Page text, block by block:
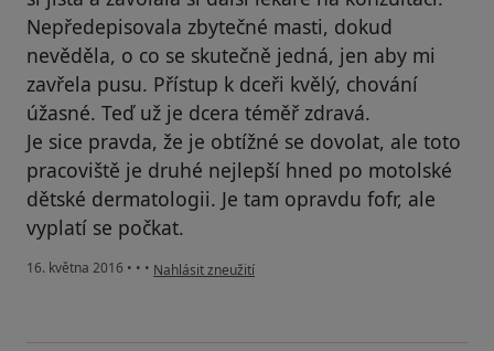
Nepředepisovala zbytečné masti, dokud
nevěděla, o co se skutečně jedná, jen aby mi
zavřela pusu. Přístup k dceři kvělý, chování
úžasné. Teď už je dcera téměř zdravá.
Je sice pravda, že je obtížné se dovolat, ale toto
pracoviště je druhé nejlepší hned po motolské
dětské dermatologii. Je tam opravdu fofr, ale
vyplatí se počkat.
16. května 2016 • • • podle názoru uživatele Váš účet byl odstraněn
Nahlásit zneužití